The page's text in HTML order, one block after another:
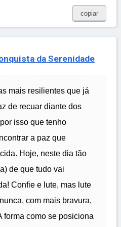
copiar
da Serenidade
mais resilientes que já
de recuar diante dos
isso que tenho
a paz que
Hoje, neste dia tão
de que tudo vai
Confie e lute, mas lute
com mais bravura,
forma como se posiciona